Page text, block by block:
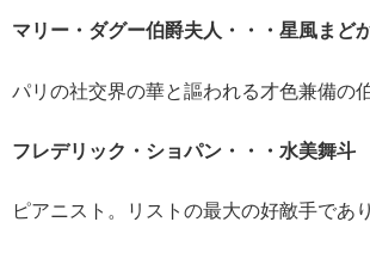
マリー・ダグー伯爵夫人・・・星風まど
パリの社交界の華と謳われる才色兼備の
フレデリック・ショパン・・・水美舞斗
ピアニスト。リストの最大の好敵手であ